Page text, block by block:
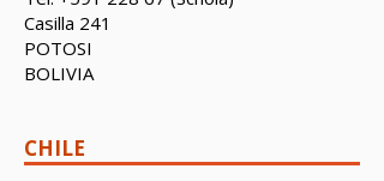
Casilla 241
POTOSI
BOLIVIA
CHILE